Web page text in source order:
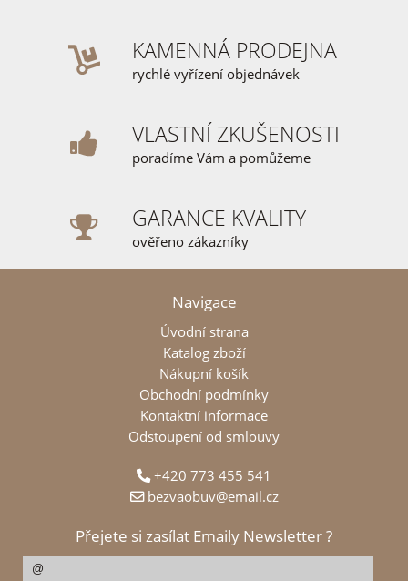
KAMENNÁ PRODEJNA
rychlé vyřízení objednávek
VLASTNÍ ZKUŠENOSTI
poradíme Vám a pomůžeme
GARANCE KVALITY
ověřeno zákazníky
Navigace
Úvodní strana
Katalog zboží
Nákupní košík
Obchodní podmínky
Kontaktní informace
Odstoupení od smlouvy
+420 773 455 541
bezvaobuv@email.cz
Přejete si zasílat Emaily Newsletter ?